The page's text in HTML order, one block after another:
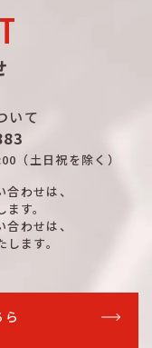
250
250
250
250
いて
（土日祝を除く）
わせは、
す。
わせは、
ます。